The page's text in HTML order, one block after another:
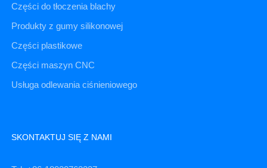
Części do tłoczenia blachy
Produkty z gumy silikonowej
Części plastikowe
Części maszyn CNC
Usługa odlewania ciśnieniowego
SKONTAKTUJ SIĘ Z NAMI